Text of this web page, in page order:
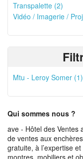
Transpalette (2)
Vidéo / Imagerie /
Mtu - Leroy Somer (1)
Qui sommes nous ?
ave - Hôtel des Ventes
de ventes aux
gratuite, à l’expertise
montres, mobiliers et